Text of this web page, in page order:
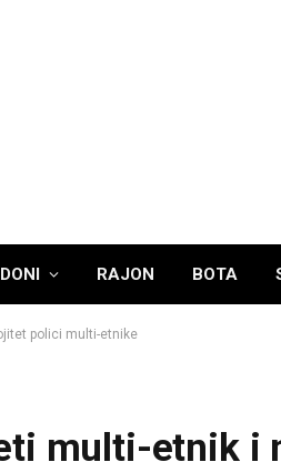
RAJON BOTA
polici multi-etnike
multi-etnik i